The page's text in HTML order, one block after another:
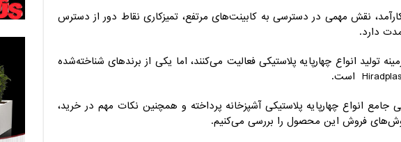
نقش مهمی در دسترسی به کابینت‌های مرتفع، تمیزکاری نقاط دور از دسترس
دارد.
تولید انواع چهارپایه پلاستیکی فعالیت می‌کنند، اما یکی از برندهای شناخته‌شده
جامع انواع چهارپایه پلاستیکی آشپزخانه پرداخته و همچنین نکات مهم در خرید،
فروش این محصول را بررسی می‌کنیم.